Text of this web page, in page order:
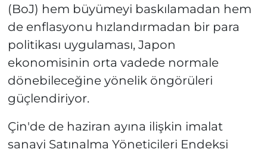
(BoJ) hem büyümeyi baskılamadan hem
de enflasyonu hızlandırmadan bir para
politikası uygulaması, Japon
ekonomisinin orta vadede normale
dönebileceğine yönelik öngörüleri
güçlendiriyor.
Çin'de de haziran ayına ilişkin imalat
sanayi Satınalma Yöneticileri Endeksi